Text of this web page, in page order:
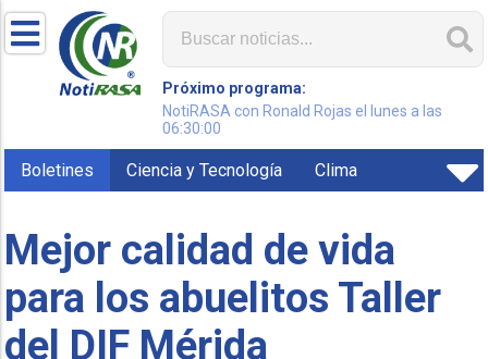
Próximo programa:
NotiRASA con Ronald Rojas el lunes a las
06:30:00
Boletines Ciencia y Tecnología Clima
Mejor calidad de vida
para los abuelitos Taller